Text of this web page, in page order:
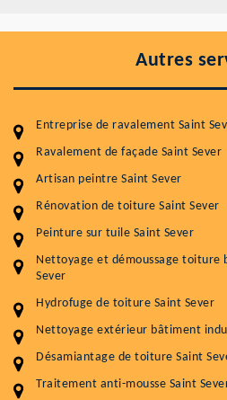
Autres
Entreprise de ravalement Saint
Ravalement de façade Saint Sever
Artisan peintre Saint Sever
Rénovation de toiture Saint Sever
Peinture sur tuile Saint Sever
Nettoyage et démoussage toiture
Sever
Hydrofuge de toiture Saint Sever
Nettoyage extérieur bâtiment
Désamiantage de toiture Saint
Traitement anti-mousse Saint
Entretenir votre toiture,
Service
Nettoyageb toiture
Démoussage toiture